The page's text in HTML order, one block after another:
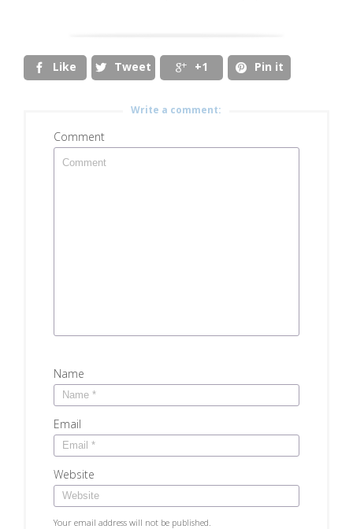
 Like  Tweet  +1  Pin it
Write a comment:
Comment
Name
Email
Website
Your email address will not be published.